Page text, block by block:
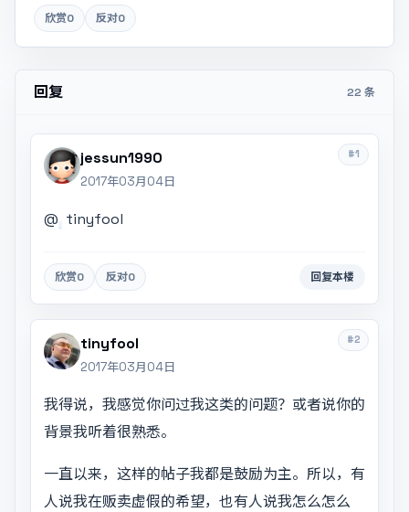
欣赏0 反对0
回复 22 条
#1
jessun1990
2017年03月04日
@ tinyfool
欣赏0 反对0 回复本楼
#2
tinyfool
2017年03月04日
我得说，我感觉你问过我这类的问题？或者说你的
背景我听着很熟悉。
一直以来，这样的帖子我都是鼓励为主。所以，有
人说我在贩卖虚假的希望，也有人说我怎么怎么